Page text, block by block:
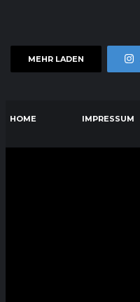
MEHR LADEN
HOME IMPRESSUM